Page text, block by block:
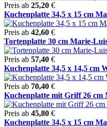
Preis ab 25,20 €
Kuchenplatte 34,5 x 15 cm
Preis ab 42,60 €
Tortenplatte 30 cm Marie-
Preis ab 57,40 €
Kuchenplatte 34,5 x 14,5 cm
Preis ab 70,40 €
Kuchenplatte mit Griff 26 cm
Preis ab 45,80 €
Kuchenplatte 34,5 x 15 cm